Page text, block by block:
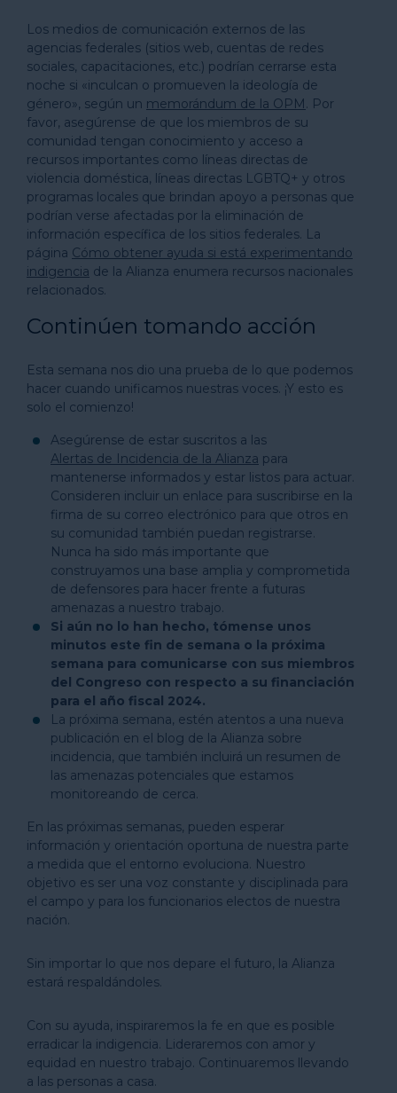
Los medios de comunicación externos de las
agencias federales (sitios web, cuentas de redes
sociales, capacitaciones, etc.) podrían cerrarse esta
noche si «inculcan o promueven la ideología de
género», según un memorándum de la OPM. Por
favor, asegúrense de que los miembros de su
comunidad tengan conocimiento y acceso a
recursos importantes como líneas directas de
violencia doméstica, líneas directas LGBTQ+ y otros
programas locales que brindan apoyo a personas que
podrían verse afectadas por la eliminación de
información específica de los sitios federales. La
página Cómo obtener ayuda si está experimentando
indigencia de la Alianza enumera recursos nacionales
relacionados.
Continúen tomando acción
Esta semana nos dio una prueba de lo que podemos
hacer cuando unificamos nuestras voces. ¡Y esto es
solo el comienzo!
Asegúrense de estar suscritos a las
Alertas de Incidencia de la Alianza para
mantenerse informados y estar listos para actuar.
Consideren incluir un enlace para suscribirse en la
firma de su correo electrónico para que otros en
su comunidad también puedan registrarse.
Nunca ha sido más importante que
construyamos una base amplia y comprometida
de defensores para hacer frente a futuras
amenazas a nuestro trabajo.
Si aún no lo han hecho, tómense unos
minutos este fin de semana o la próxima
semana para comunicarse con sus miembros
del Congreso con respecto a su financiación
para el año fiscal 2024.
La próxima semana, estén atentos a una nueva
publicación en el blog de la Alianza sobre
incidencia, que también incluirá un resumen de
las amenazas potenciales que estamos
monitoreando de cerca.
En las próximas semanas, pueden esperar
información y orientación oportuna de nuestra parte
a medida que el entorno evoluciona. Nuestro
objetivo es ser una voz constante y disciplinada para
el campo y para los funcionarios electos de nuestra
nación.
Sin importar lo que nos depare el futuro, la Alianza
estará respaldándoles.
Con su ayuda, inspiraremos la fe en que es posible
erradicar la indigencia. Lideraremos con amor y
equidad en nuestro trabajo. Continuaremos llevando
a las personas a casa.